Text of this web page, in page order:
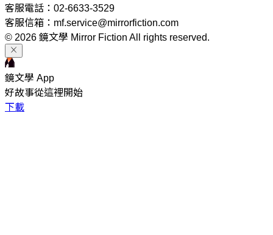
客服電話：02-6633-3529
客服信箱：mf.service@mirrorfiction.com
© 2026 鏡文學 Mirror Fiction All rights reserved.
鏡文學 App
好故事從這裡開始
下載